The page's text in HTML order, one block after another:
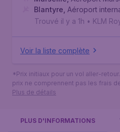
Blantyre Aéroport
Trouvé il y a 1h • KLM
Voir la liste complète
*Prix initiaux pour un vol aller-
prix ne comprennent pas les frais
Plus de détails
PLUS D'INFORMATIONS